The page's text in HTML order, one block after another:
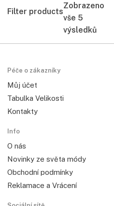
Filter products
Zobrazeno
vše 5
výsledků
Péče o zákazníky
Můj účet
Tabulka Velikosti
Kontakty
Info
O nás
Novinky ze světa módy
Obchodní podmínky
Reklamace a Vrácení